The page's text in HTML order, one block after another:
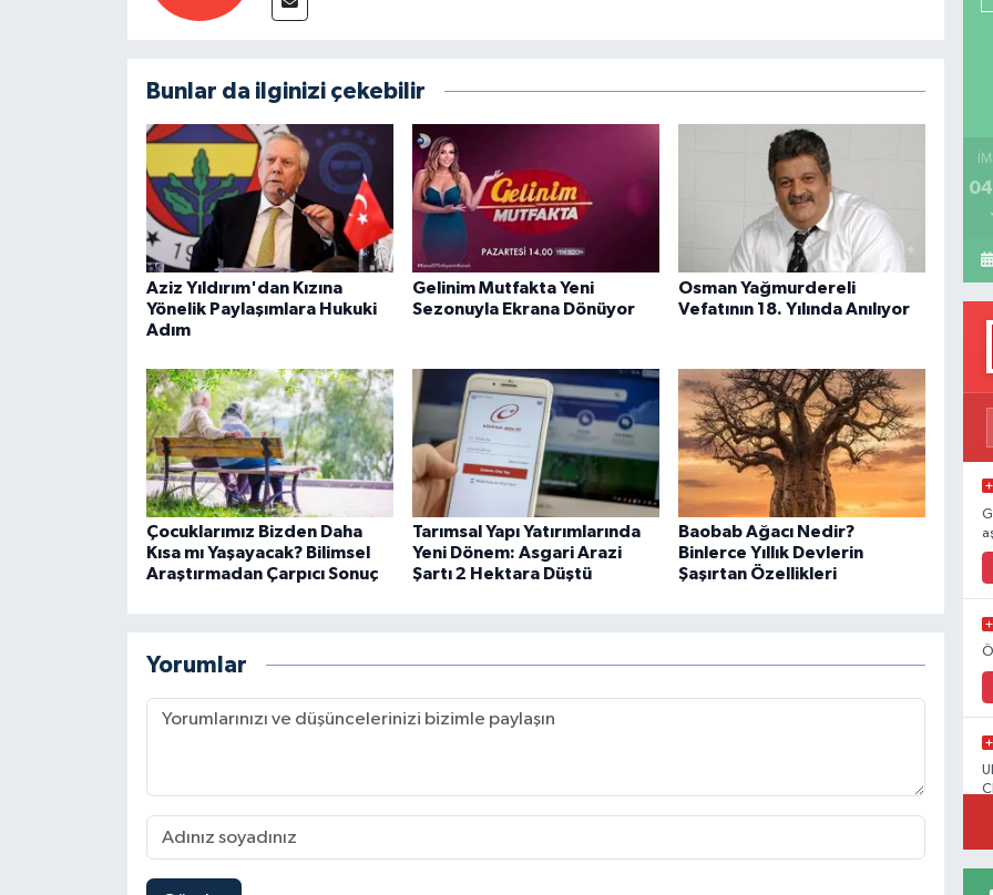
Bunlar da ilginizi çekebilir
Aziz Yıldırım'dan Kızına
Yönelik Paylaşımlara Hukuki
Adım
Gelinim Mutfakta Yeni
Sezonuyla Ekrana Dönüyor
Osman Yağmurdereli
Vefatının 18. Yılında Anılıyor
Çocuklarımız Bizden Daha
Kısa mı Yaşayacak? Bilimsel
Araştırmadan Çarpıcı Sonuç
Tarımsal Yapı Yatırımlarında
Yeni Dönem: Asgari Arazi
Şartı 2 Hektara Düştü
Baobab Ağacı Nedir?
Binlerce Yıllık Devlerin
Şaşırtan Özellikleri
Yorumlar